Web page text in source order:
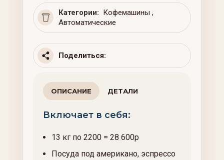
Категории: Кофемашины ,
Автоматические
Поделиться:
ОПИСАНИЕ ДЕТАЛИ
Включает в себя:
13 кг по 2200 = 28 600р
Посуда под американо, эспрессо